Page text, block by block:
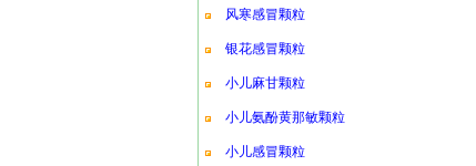
风寒感冒颗粒
银花感冒颗粒
小儿麻甘颗粒
小儿氨酚黄那敏颗粒
小儿感冒颗粒